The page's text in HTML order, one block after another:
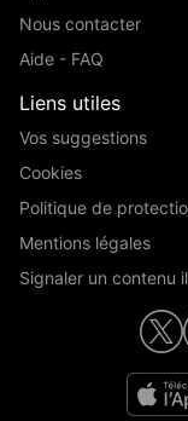
Nous contacter
Aide - FAQ
Liens utiles
Vos suggestions
Cookies
Politique de
Mentions légales
Signaler un contenu